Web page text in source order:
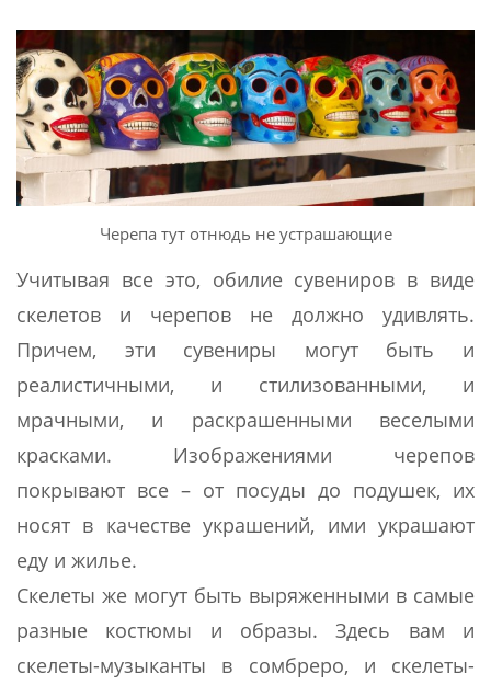
Черепа тут отнюдь не устрашающие
Учитывая все это, обилие сувениров в виде
скелетов и черепов не должно удивлять.
Причем, эти сувениры могут быть и
реалистичными, и стилизованными, и
мрачными, и раскрашенными веселыми
красками. Изображениями черепов
покрывают все – от посуды до подушек, их
носят в качестве украшений, ими украшают
еду и жилье.
Скелеты же могут быть выряженными в самые
разные костюмы и образы. Здесь вам и
скелеты-музыканты в сомбреро, и скелеты-